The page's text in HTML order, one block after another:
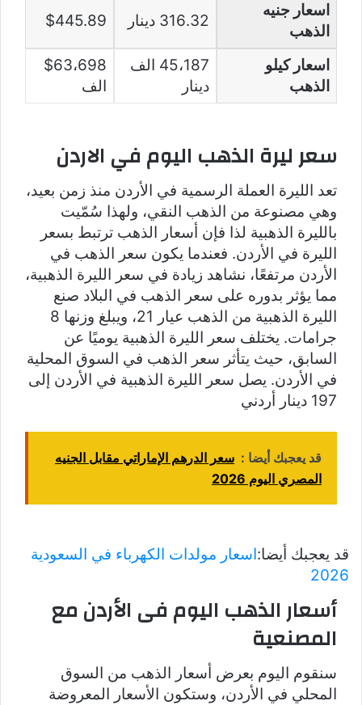
اسعار جنيه
الذهب
316.32 دينار $445.89
اسعار كيلو
الذهب
45،187 الف
دينار
$63،698
الف
سعر ليرة الذهب اليوم في الاردن
تعد الليرة العملة الرسمية في الأردن منذ زمن بعيد،
وهي مصنوعة من الذهب النقي، ولهذا سُمّيت
بالليرة الذهبية لذا فإن أسعار الذهب ترتبط بسعر
الليرة في الأردن. فعندما يكون سعر الذهب في
الأردن مرتفعًا، نشاهد زيادة في سعر الليرة الذهبية،
مما يؤثر بدوره على سعر الذهب في البلاد صنع
الليرة الذهبية من الذهب عيار 21، ويبلغ وزنها 8
جرامات. يختلف سعر الليرة الذهبية يوميًا عن
السابق، حيث يتأثر سعر الذهب في السوق المحلية
في الأردن. يصل سعر الليرة الذهبية في الأردن إلى
197 دينار أردني
قد يعجبك أيضا : سعر الدرهم الإماراتي مقابل الجنيه
المصري اليوم 2026
قد يعجبك أيضا:اسعار مولدات الكهرباء في السعودية
2026
أسعار الذهب اليوم فى الأردن مع
المصنعية
سنقوم اليوم بعرض أسعار الذهب من السوق
المحلي في الأردن، وستكون الأسعار المعروضة